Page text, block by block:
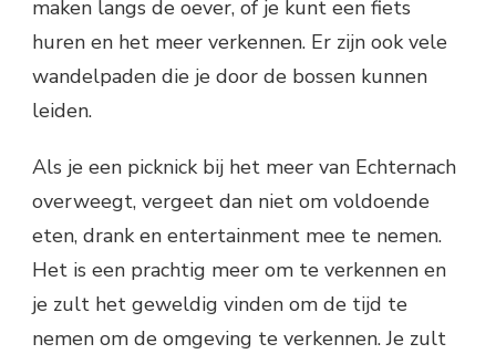
maken langs de oever, of je kunt een fiets
huren en het meer verkennen. Er zijn ook vele
wandelpaden die je door de bossen kunnen
leiden.
Als je een picknick bij het meer van Echternach
overweegt, vergeet dan niet om voldoende
eten, drank en entertainment mee te nemen.
Het is een prachtig meer om te verkennen en
je zult het geweldig vinden om de tijd te
nemen om de omgeving te verkennen. Je zult